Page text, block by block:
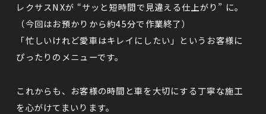
レクサスNXが “サッと短時間で見違える仕上がり” に。
（今回はお預かりから約45分で作業終了）
「忙しいけれど愛車はキレイにしたい」というお客様に
ぴったりのメニューです。
これからも、お客様の時間と車を大切にする丁寧な施工
を心がけてまいります。